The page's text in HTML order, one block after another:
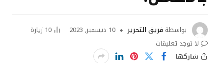
بواسطة فريق التحرير 10 ديسمبر, 2023 10 زيارة
لا توجد تعليقات
شاركها